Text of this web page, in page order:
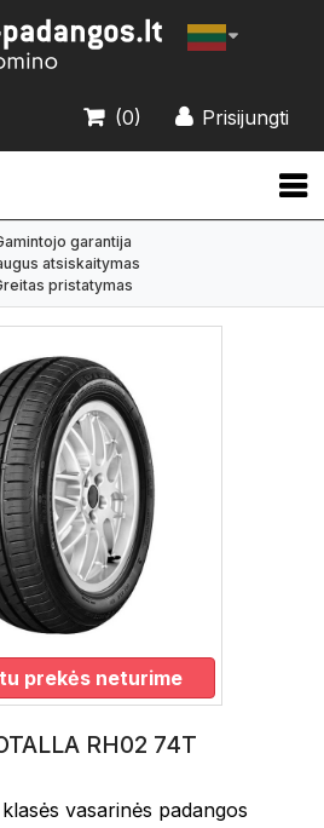
Prisijungti
(0)
garantija
atsiskaitymas
pristatymas
prekės neturime
RH02 74T
vasarinės padangos